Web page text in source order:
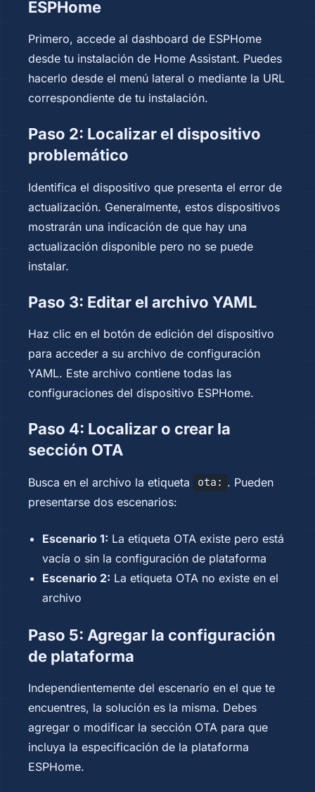
ESPHome
Primero, accede al dashboard de ESPHome
desde tu instalación de Home Assistant. Puedes
hacerlo desde el menú lateral o mediante la URL
correspondiente de tu instalación.
Paso 2: Localizar el dispositivo
problemático
Identifica el dispositivo que presenta el error de
actualización. Generalmente, estos dispositivos
mostrarán una indicación de que hay una
actualización disponible pero no se puede
instalar.
Paso 3: Editar el archivo YAML
Haz clic en el botón de edición del dispositivo
para acceder a su archivo de configuración
YAML. Este archivo contiene todas las
configuraciones del dispositivo ESPHome.
Paso 4: Localizar o crear la
sección OTA
Busca en el archivo la etiqueta ota: . Pueden
presentarse dos escenarios:
Escenario 1: La etiqueta OTA existe pero está
vacía o sin la configuración de plataforma
Escenario 2: La etiqueta OTA no existe en el
archivo
Paso 5: Agregar la configuración
de plataforma
Independientemente del escenario en el que te
encuentres, la solución es la misma. Debes
agregar o modificar la sección OTA para que
incluya la especificación de la plataforma
ESPHome.